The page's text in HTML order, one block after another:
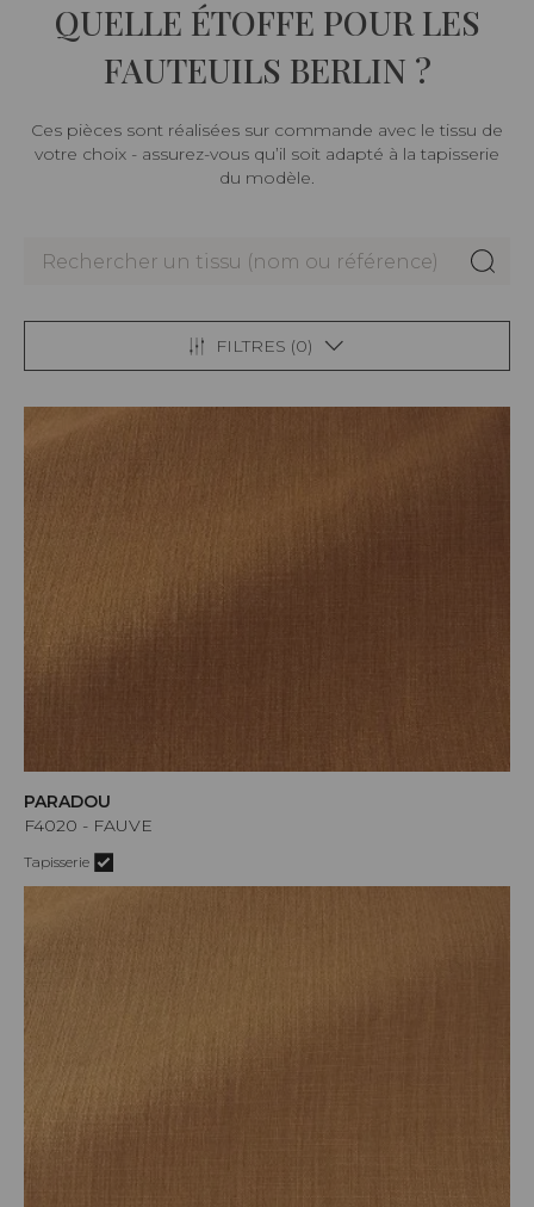
QUELLE ÉTOFFE POUR LES
FAUTEUILS BERLIN ?
Ces pièces sont réalisées sur commande avec le tissu de
votre choix - assurez-vous qu’il soit adapté à la tapisserie
du modèle.
FILTRES (0)
PARADOU
F4020 - FAUVE
Tapisserie